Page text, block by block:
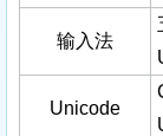
输入法
Unicode